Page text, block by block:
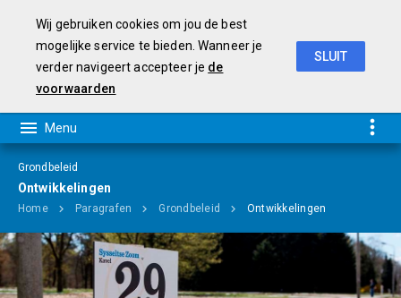
Grondbeleid
Ontwikkelingen
Home Paragrafen Grondbeleid Ontwikkelingen
Wij gebruiken cookies om jou de best
mogelijke service te bieden. Wanneer je
verder navigeert accepteer je de
voorwaarden
SLUIT